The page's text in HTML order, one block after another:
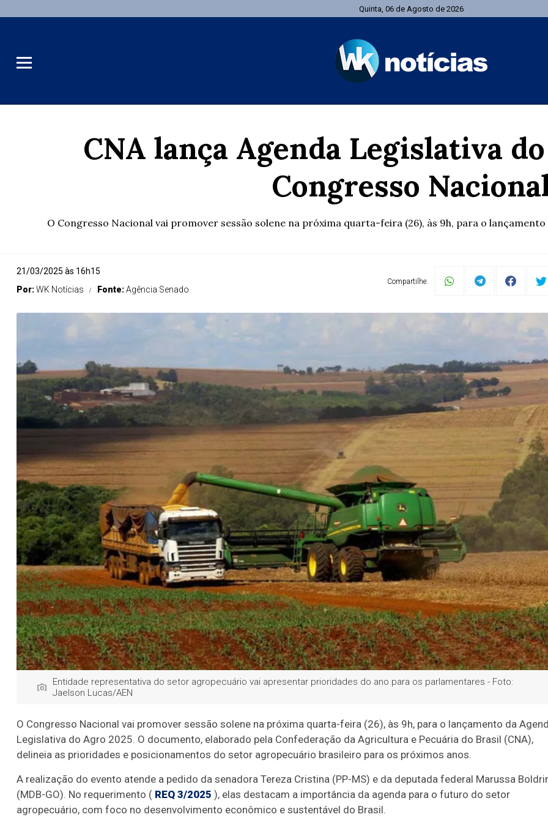
Quinta, 06 de Agosto de 2026
CNA lança Agenda Legislativa
Congresso
O Congresso Nacional vai promover sessão solene na próxima quarta-feira (26), às 9h, para o
21/03/2025 às 16h15
Por:WK Notícias Fonte:Agência Senado
Compartilhe:
Entidade representativa do setor agropecuário vai apresentar prioridades do ano para os parlamentares - Foto:
Jaelson Lucas/AEN
O Congresso Nacional vai promover sessão solene na próxima quarta-feira (26), às 9h, para o lançamento da
Legislativa do Agro 2025. O documento, elaborado pela Confederação da Agricultura e Pecuária do Brasil (CNA),
delineia as prioridades e posicionamentos do setor agropecuário brasileiro para os próximos anos.
A realização do evento atende a pedido da senadora Tereza Cristina (PP-MS) e da deputada federal Marussa
(MDB-GO). No requerimento ( REQ 3/2025 ), elas destacam a importância da agenda para o futuro do setor
agropecuário, com foco no desenvolvimento econômico e sustentável do Brasil.